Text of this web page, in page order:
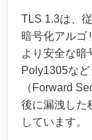
TLS 1.3は、
暗号化アルゴ
より安全な暗
Poly1305な
（Forward
後に漏洩した
しています。